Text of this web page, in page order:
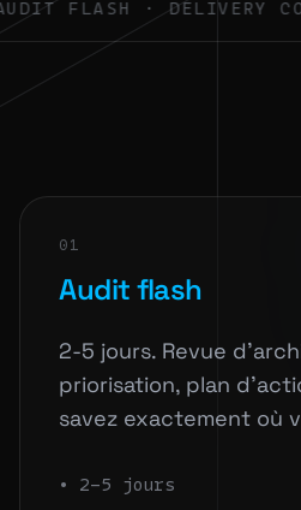
FLASH · DELIVERY
01
Audit flash
2-5 jours. Revue
priorisation, plan
savez exactement où
• 2-5 jours